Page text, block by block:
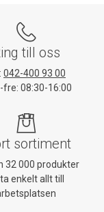
till oss
042-400 93 00
fre: 08:30-16:00
sortiment
32 000 produkter
enkelt allt till